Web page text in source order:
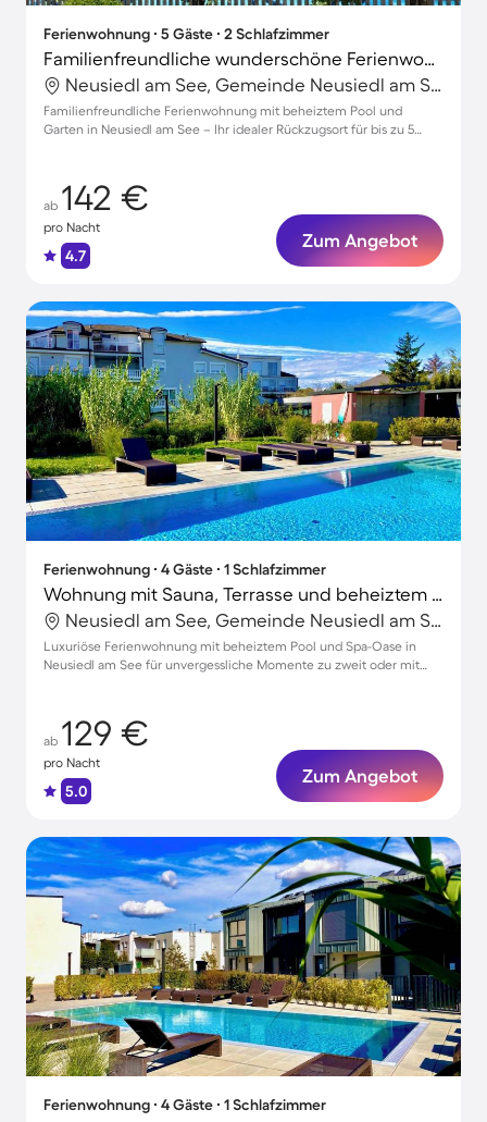
Ferienwohnung ∙ 5 Gäste ∙ 2 Schlafzimmer
Familienfreundliche wunderschöne Ferienwohnung mit Terrasse, Garten und beheiztem Pool | Haustiere sind willkommen
Neusiedl am See, Gemeinde Neusiedl am See, Österreich
Familienfreundliche Ferienwohnung mit beheiztem Pool und
Garten in Neusiedl am See – Ihr idealer Rückzugsort für bis zu 5
ab 142 €
pro Nacht
4.7
Zum Angebot
Ferienwohnung ∙ 4 Gäste ∙ 1 Schlafzimmer
Wohnung mit Sauna, Terrasse und beheiztem Pool | Naturblick
Neusiedl am See, Gemeinde Neusiedl am See, Österreich
Luxuriöse Ferienwohnung mit beheiztem Pool und Spa-Oase in
Neusiedl am See für unvergessliche Momente zu zweit oder mit
ab 129 €
pro Nacht
5.0
Zum Angebot
Ferienwohnung ∙ 4 Gäste ∙ 1 Schlafzimmer